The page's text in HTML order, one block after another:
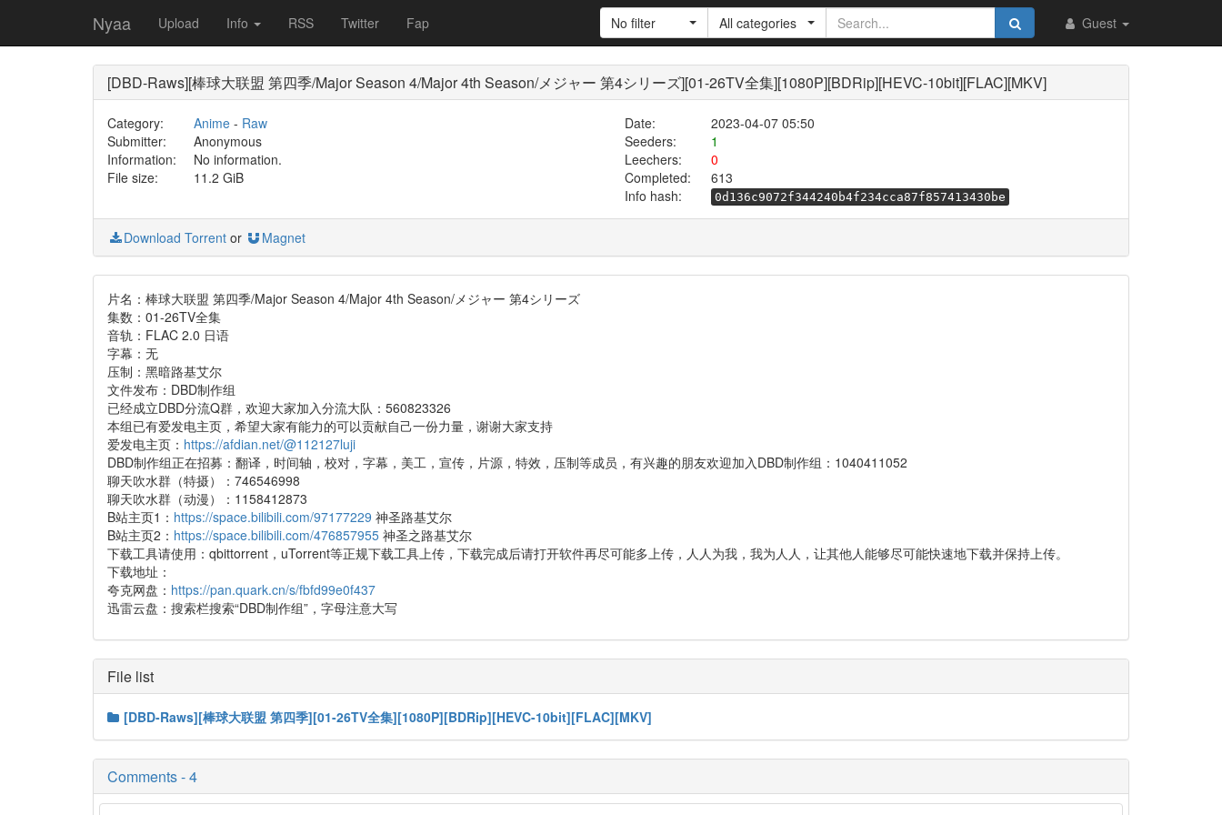
Nyaa Upload Info RSS Twitter Fap Guest
No filter All categories
[DBD-Raws][棒球大联盟 第四季/Major Season 4/Major 4th Season/メジャー 第4シリーズ][01-26TV全集][1080P][BDRip][HEVC-10bit][FLAC][MKV]
Category: Anime- Raw Date:
2023-04-07 05:50
Submitter:
Anonymous Seeders:
1
Information:
No information. Leechers:
0
File size:
11.2 GiB Completed:
613
Info hash:
0d136c9072f344240b4f234cca87f857413430be
Download Torrent or Magnet
片名：棒球大联盟 第四季/Major Season 4/Major 4th Season/メジャー 第4シリーズ
集数：01-26TV全集
音轨：FLAC 2.0 日语
字幕：无
压制：黑暗路基艾尔
文件发布：DBD制作组
已经成立DBD分流Q群，欢迎大家加入分流大队：560823326
本组已有爱发电主页，希望大家有能力的可以贡献自己一份力量，谢谢大家支持
爱发电主页： https://afdian.net/@112127luji
DBD制作组正在招募：翻译，时间轴，校对，字幕，美工，宣传，片源，特效，压制等成员，有兴趣的朋友欢迎加入DBD制作组：1040411052
聊天吹水群（特摄）：746546998
聊天吹水群（动漫）：1158412873
B站主页1： https://space.bilibili.com/97177229 神圣路基艾尔
B站主页2： https://space.bilibili.com/476857955 神圣之路基艾尔
下载工具请使用：qbittorrent，uTorrent等正规下载工具上传，下载完成后请打开软件再尽可能多上传，人人为我，我为人人，让其他人能够尽可能快速地下载并保持上传。
下载地址：
夸克网盘： https://pan.quark.cn/s/fbfd99e0f437
迅雷云盘：搜索栏搜索“DBD制作组”，字母注意大写
File list
[DBD-Raws][棒球大联盟 第四季][01-26TV全集][1080P][BDRip][HEVC-10bit][FLAC][MKV]
Comments - 4